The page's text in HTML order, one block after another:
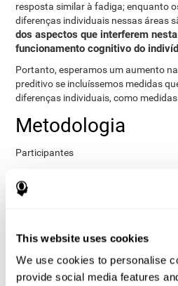
This website uses cookies
We use cookies to personalise
provide social media features
resposta similar à fadiga; enquanto
diferenças individuais nessas áreas
dos aspectos que interferem
funcionamento cognitivo do
Portanto, esperamos um aumento
preditivo se incluíssemos medidas
diferenças individuais, como
Metodologia
Participantes
militar em serviço ativo
(13
média de 24,7 anos e 21,5 anos,
álcool, cafeína e tabaco foi
de problemas neurológicos,
sono.